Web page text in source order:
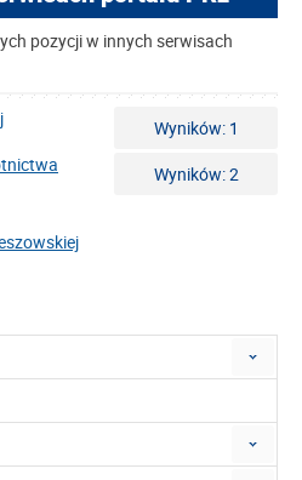
pozycji w innych serwisach
Wyników: 1
Wyników: 2